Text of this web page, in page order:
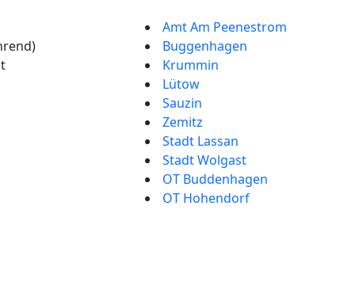
Amt Am Peenestrom
Buggenhagen
Krummin
Lütow
Sauzin
Zemitz
Stadt Lassan
Stadt Wolgast
OT Buddenhagen
OT Hohendorf